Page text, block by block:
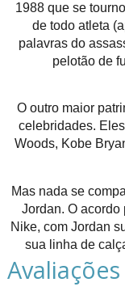
1988 que se
de todo atleta
palavras do
pelotão de
O outro maior
celebridades.
Woods, Kobe
Mas nada se
Jordan. O acordo
Nike, com Jordan
sua linha de